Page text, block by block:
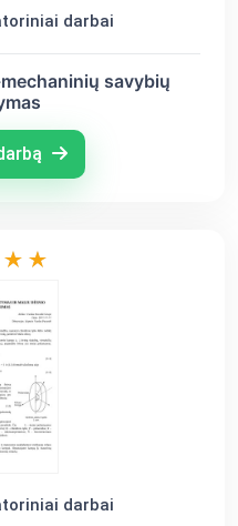
darbai
savybių
darbai